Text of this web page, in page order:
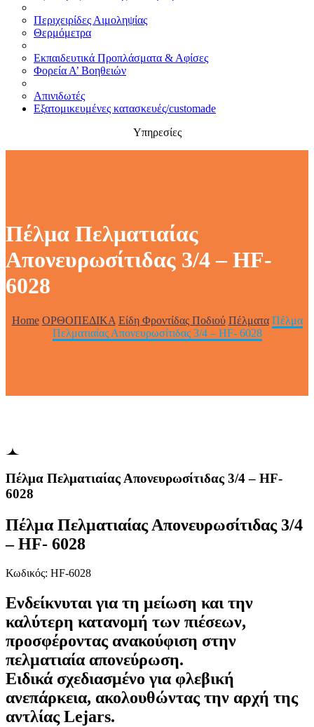
Περιχειρίδες Αιμοληψίας
Θερμόμετρα
Εκπαιδευτικά Προπλάσματα & Αφίσες
Φορεία Α’ Βοηθειών
Απινιδωτές
Εξατομικευμένες κατασκευές/customade
Υπηρεσίες
Πέλμα Πελματιαίας
Απονευρωσίτιδας 3/4 – HF-
6028
Home ΟΡΘΟΠΕΔΙΚΑ Είδη Φροντίδας Ποδιού Πέλματα Πέλμα
Πελματιαίας Απονευρωσίτιδας 3/4 – HF- 6028
Πέλμα Πελματιαίας Απονευρωσίτιδας 3/4 – HF-
6028
Πέλμα Πελματιαίας Απονευρωσίτιδας 3/4
– HF- 6028
Κωδικός: HF-6028
Ενδείκνυται για τη μείωση και την
καλύτερη κατανομή των πιέσεων,
προσφέροντας ανακούφιση στην
πελματιαία απονεύρωση.
Ειδικά σχεδιασμένο γιαφλεβική
ανεπάρκεια, ακολουθώντας την αρχή της
αντλίας Lejars.